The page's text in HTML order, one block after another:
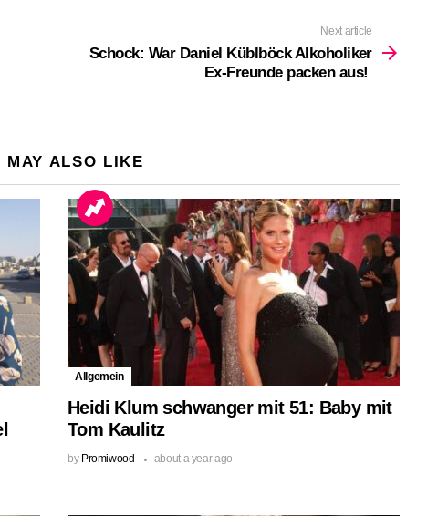
Next article
Schock: War Daniel Küblböck Alkoholiker
Ex-Freunde packen aus!
MAY ALSO LIKE
Allgemein
Heidi Klum schwanger mit 51: Baby mit
Tom Kaulitz
by Promiwood about a year ago